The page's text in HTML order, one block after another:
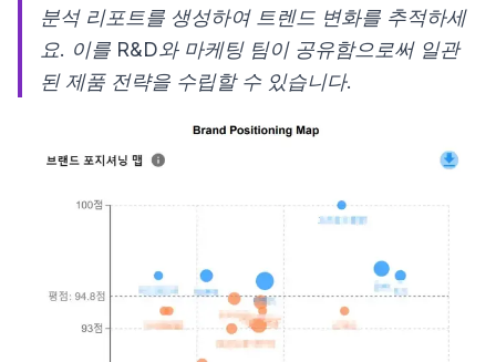
분석 리포트를 생성하여 트렌드 변화를 추적하세
요. 이를 R&D와 마케팅 팀이 공유함으로써 일관
된 제품 전략을 수립할 수 있습니다.